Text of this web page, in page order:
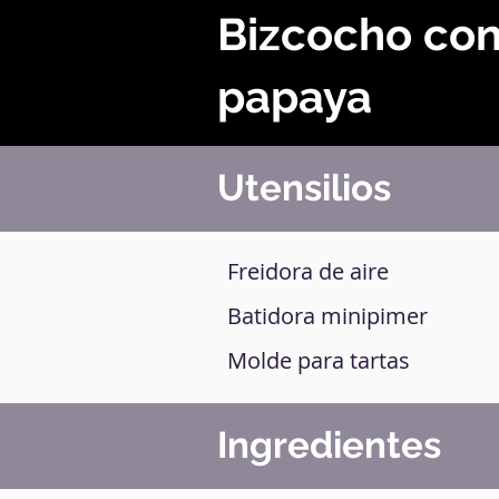
Bizcocho
papaya
Utensilios
Freidora de aire
Batidora minipimer
Molde para tartas
Ingredientes